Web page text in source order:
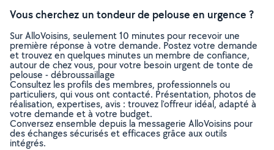
Vous cherchez un tondeur de pelouse en urgence ?
Sur AlloVoisins, seulement 10 minutes pour recevoir une
première réponse à votre demande. Postez votre demande
et trouvez en quelques minutes un membre de confiance,
autour de chez vous, pour votre besoin urgent de tonte de
pelouse - débroussaillage
Consultez les profils des membres, professionnels ou
particuliers, qui vous ont contacté. Présentation, photos de
réalisation, expertises, avis : trouvez l'offreur idéal, adapté à
votre demande et à votre budget.
Conversez ensemble depuis la messagerie AlloVoisins pour
des échanges sécurisés et efficaces grâce aux outils
intégrés.